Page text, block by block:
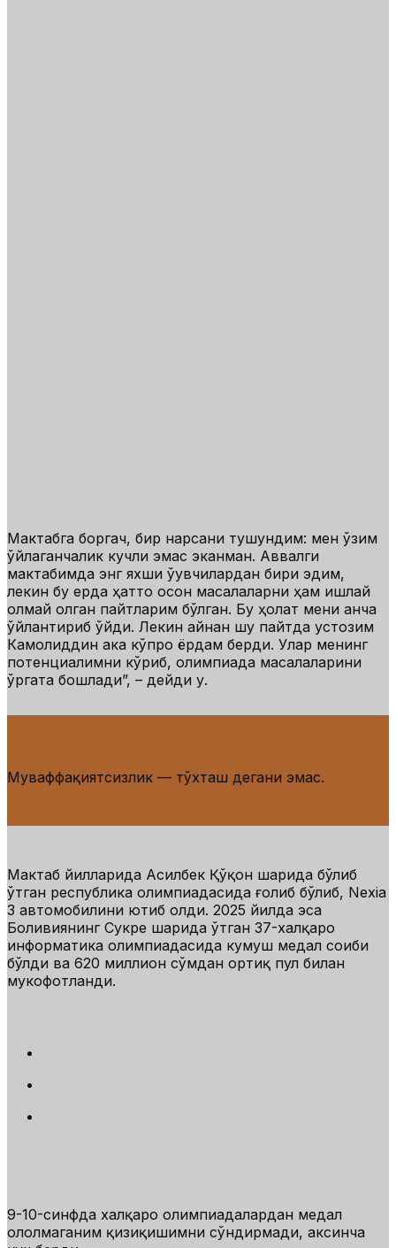
Мактабга боргач, бир нарсани тушундим: мен ўзим
ўйлаганчалик кучли эмас эканман. Аввалги
мактабимда энг яхши ўқувчилардан бири эдим,
лекин бу ерда ҳатто осон масалаларни ҳам ишлай
олмай қолган пайтларим бўлган. Бу ҳолат мени анча
ўйлантириб қўйди. Лекин айнан шу пайтда устозим
Камолиддин ака кўпроқ ёрдам берди. Улар менинг
потенциалимни кўриб, олимпиада масалаларини
ўргата бошлади”, – дейди у.
Муваффақиятсизлик — тўхташ дегани эмас.
Мактаб йилларида Асилбек Қўқон шаҳрида бўлиб
ўтган республика олимпиадасида ғолиб бўлиб, Nexia
3 автомобилини ютиб олди. 2025 йилда эса
Боливиянинг Сукре шаҳрида ўтган 37-халқаро
информатика олимпиадасида кумуш медал соҳиби
бўлди ва 620 миллион сўмдан ортиқ пул билан
мукофотланди.
9-10-синфда халқаро олимпиадалардан медал
ололмаганим қизиқишимни сўндирмади, аксинча